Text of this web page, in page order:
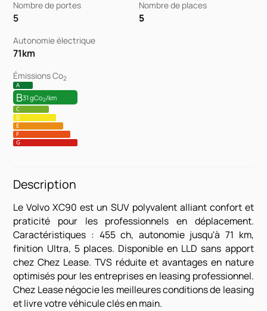
Nombre de portes
5
Nombre de places
5
Autonomie électrique
71km
Émissions Co2
A
B31 gCo2/km
C
D
E
F
G
Description
Le Volvo XC90 est un SUV polyvalent alliant confort et
praticité pour les professionnels en déplacement.
Caractéristiques : 455 ch, autonomie jusqu'à 71 km,
finition Ultra, 5 places. Disponible en LLD sans apport
chez Chez Lease. TVS réduite et avantages en nature
optimisés pour les entreprises en leasing professionnel.
Chez Lease négocie les meilleures conditions de leasing
et livre votre véhicule clés en main.